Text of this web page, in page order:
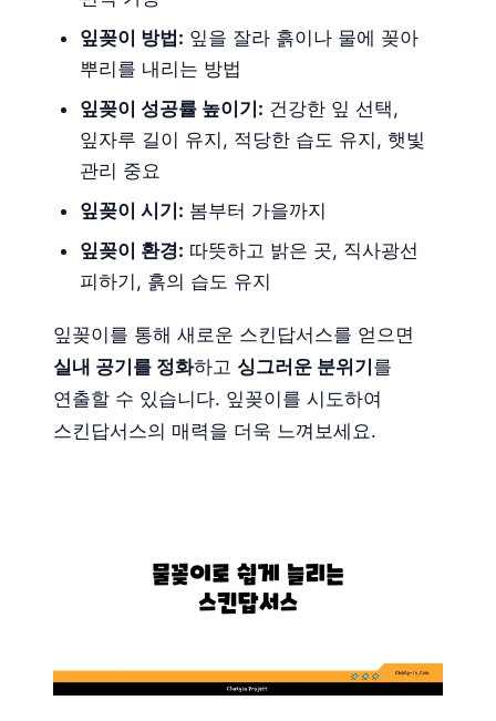
잎꽂이 방법: 잎을 잘라 흙이나 물에 꽂아
뿌리를 내리는 방법
잎꽂이 성공률 높이기: 건강한 잎 선택,
잎자루 길이 유지, 적당한 습도 유지, 햇빛
관리 중요
잎꽂이 시기: 봄부터 가을까지
잎꽂이 환경: 따뜻하고 밝은 곳, 직사광선
피하기, 흙의 습도 유지
잎꽂이를 통해 새로운 스킨답서스를 얻으면
실내 공기를 정화하고 싱그러운 분위기 를
연출할 수 있습니다. 잎꽂이를 시도하여
스킨답서스의 매력을 더욱 느껴보세요.